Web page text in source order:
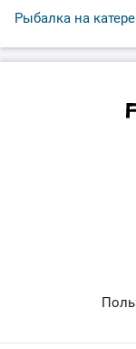
Рыбалка на